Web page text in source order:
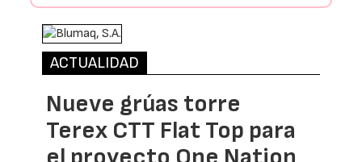
ACTUALIDAD
Nueve grúas torre
Terex CTT Flat Top para